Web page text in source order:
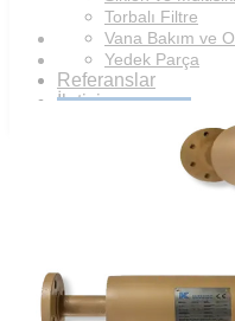
Torbalı Filtre
Vana Bakım ve
Yedek Parça
Referanslar
İletişim